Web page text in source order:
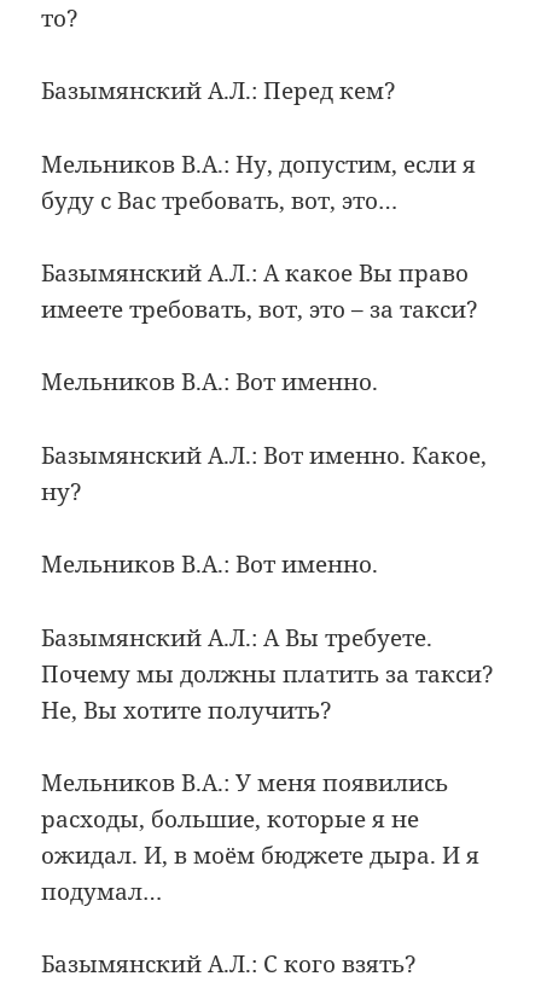
то?
Базымянский А.Л.: Перед кем?
Мельников В.А.: Ну, допустим, если я
буду с Вас требовать, вот, это…
Базымянский А.Л.: А какое Вы право
имеете требовать, вот, это – за такси?
Мельников В.А.: Вот именно.
Базымянский А.Л.: Вот именно. Какое,
ну?
Мельников В.А.: Вот именно.
Базымянский А.Л.: А Вы требуете.
Почему мы должны платить за такси?
Не, Вы хотите получить?
Мельников В.А.: У меня появились
расходы, большие, которые я не
ожидал. И, в моём бюджете дыра. И я
подумал…
Базымянский А.Л.: С кого взять?